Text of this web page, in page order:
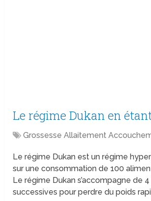
Le régime Dukan en
Grossesse Allaitement
Le régime Dukan est un régime
sur une consommation de 100
Le régime Dukan s’accompagne de
successives pour perdre du poids